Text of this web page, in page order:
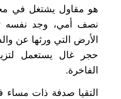
هو مقاول يشتغل في
نصف أمي، وجد نفسه
الأرض التي ورثها عن
حجر غال يستعمل
الفاخرة.
التقيا صدفة ذات مساء